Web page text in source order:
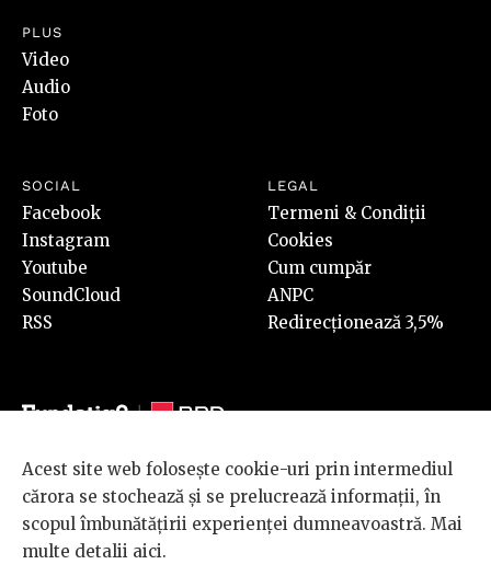
PLUS
Video
Audio
Foto
SOCIAL
Facebook
Instagram
Youtube
SoundCloud
RSS
LEGAL
Termeni & Condiții
Cookies
Cum cumpăr
ANPC
Redirecționează 3,5%
© 2026 BRD Groupe Société Générale, toate drepturile rezervate.
Scena 9 este un proiect sustinut de
BRD GROUPE SOCIÉTÉ
GÉNÉRALE
Acest site web folosește cookie-uri prin intermediul
cărora se stochează și se prelucrează informații, în
scopul îmbunătățirii experienței dumneavoastră. Mai
multe detalii aici.